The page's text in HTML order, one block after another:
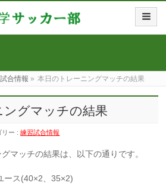
合情報 » 本日のトレーニングマッチの結果
ングマッチの結果
リー :練習試合情報
マッチの結果は、以下の通りです。
ース(40×2、35×2)